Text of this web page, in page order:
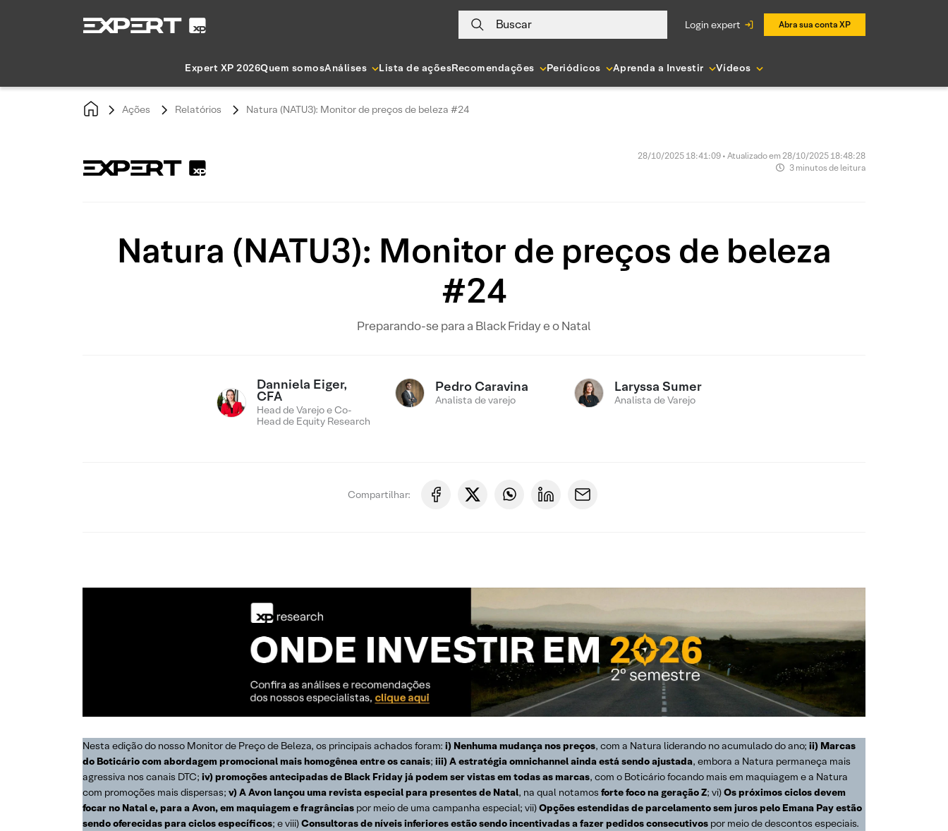
Buscar login expert Abra sua conta XP
Expert XP 2026Quem somosAnálises Lista de açõesRecomendações Periódicos Aprenda a Investir Vídeos
Ações Relatórios Natura (NATU3): Monitor de preços de beleza #24
28/10/2025 18:41:09 • Atualizado em 28/10/2025 18:48:28
3 minutos de leitura
Natura (NATU3): Monitor de preços de beleza
#24
Preparando-se para a Black Friday e o Natal
Danniela Eiger,
CFA
Head de Varejo e Co-
Head de Equity Research
Pedro Caravina
Analista de varejo
Laryssa Sumer
Analista de Varejo
Compartilhar:
Nesta edição do nosso Monitor de Preço de Beleza, os principais achados foram: i) Nenhuma mudança nos preços, com a Natura liderando no acumulado do ano; ii) Marcas
do Boticário com abordagem promocional mais homogênea entre os canais; iii) A estratégia omnichannel ainda está sendo ajustada, embora a Natura permaneça mais
agressiva nos canais DTC; iv) promoções antecipadas de Black Friday já podem ser vistas em todas as marcas, com o Boticário focando mais em maquiagem e a Natura
com promoções mais dispersas; v) A Avon lançou uma revista especial para presentes de Natal, na qual notamos forte foco na geração Z; vi)Os próximos ciclos devem
focar no Natal e, para a Avon, em maquiagem e fragrâncias por meio de uma campanha especial; vii)Opções estendidas de parcelamento sem juros pelo Emana Pay estão
sendo oferecidas para ciclos específicos; e viii)Consultoras de níveis inferiores estão sendo incentivadas a fazer pedidos consecutivos por meio de descontos especiais.